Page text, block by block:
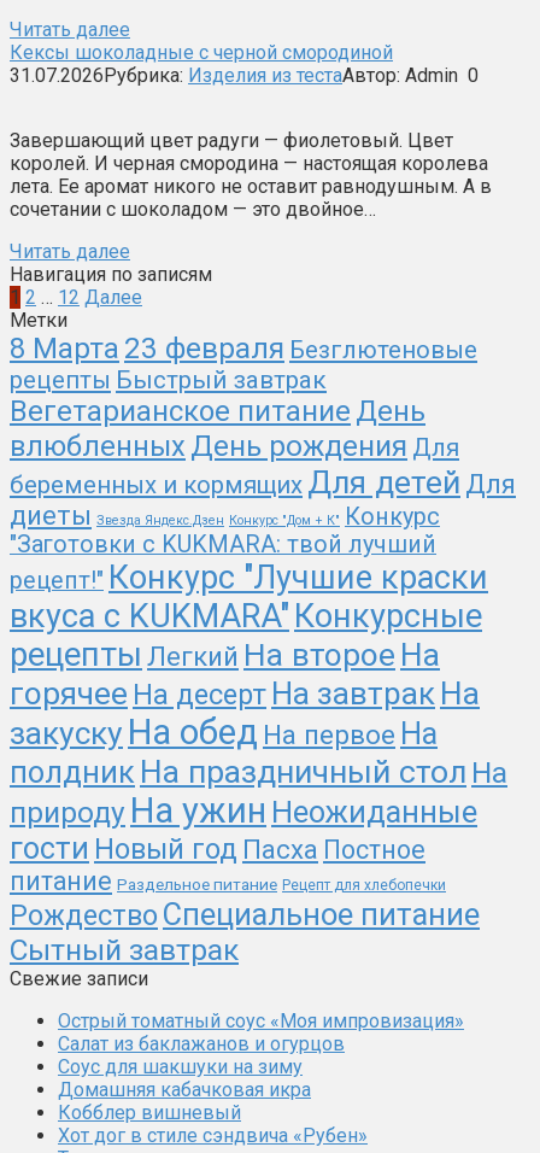
Читать далее
Кексы шоколадные с черной смородиной
31.07.2026Рубрика: Изделия из тестаАвтор: Admin 0
Завершающий цвет радуги — фиолетовый. Цвет
королей. И черная смородина — настоящая королева
лета. Ее аромат никого не оставит равнодушным. А в
сочетании с шоколадом — это двойное…
Читать далее
Навигация по записям
1 2 … 12 Далее
Метки
8 Марта 23 февраля Безглютеновые
рецепты Быстрый завтрак
Вегетарианское питание День
влюбленных День рождения Для
беременных и кормящих Для детей Для
диеты Звезда Яндекс.Дзен Конкурс "Дом + К"
Конкурс
"Заготовки с KUKMARA: твой лучший
рецепт!" Конкурс "Лучшие краски
вкуса с KUKMARA" Конкурсные
рецепты Легкий На второе На
горячее На десерт На завтрак На
закуску На обед На первое На
полдник На праздничный стол На
природу На ужин Неожиданные
гости Новый год Пасха Постное
питание Раздельное питание Рецепт для хлебопечки
Рождество Специальное питание
Сытный завтрак
Свежие записи
Острый томатный соус «Моя импровизация»
Салат из баклажанов и огурцов
Соус для шакшуки на зиму
Домашняя кабачковая икра
Кобблер вишневый
Хот дог в стиле сэндвича «Рубен»